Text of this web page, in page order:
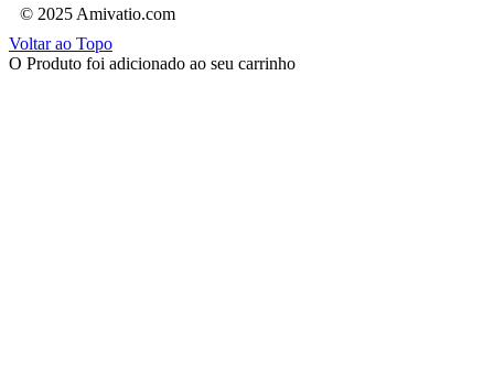
© 2025 Amivatio.com
Voltar ao Topo
O Produto foi adicionado ao seu carrinho